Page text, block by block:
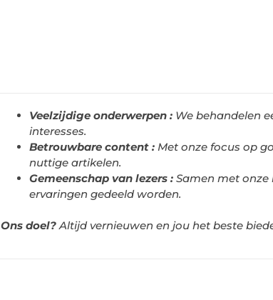
Veelzijdige onderwerpen : We behandelen
interesses.
Betrouwbare content : Met onze focus op
nuttige artikelen.
Gemeenschap van lezers : Samen met onze
ervaringen gedeeld worden.
Ons doel?Altijd vernieuwen en jou het beste